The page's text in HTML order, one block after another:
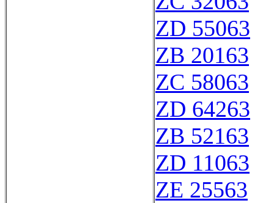
ZD 55063
ZB 20163
ZC 58063
ZD 64263
ZB 52163
ZD 11063
ZE 25563